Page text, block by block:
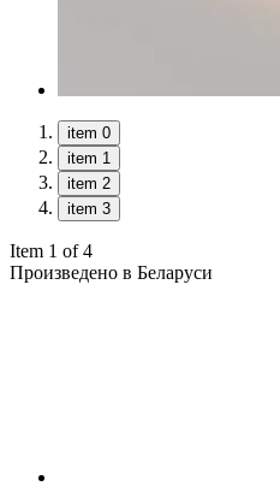
item 0
item 1
item 2
item 3
Item 1 of 4
Произведено в Беларуси